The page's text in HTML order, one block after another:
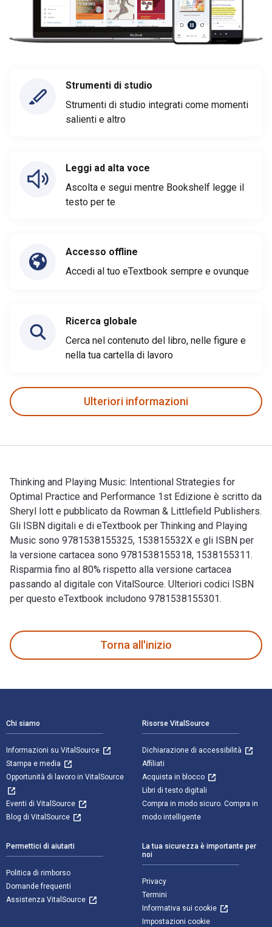
Strumenti di studio
Strumenti di studio integrati come momenti
salienti e altro
Leggi ad alta voce
Ascolta e segui mentre Bookshelf legge il
testo per te
Accesso offline
Accedi al tuo eTextbook sempre e ovunque
Ricerca globale
Cerca nel contenuto del libro, nelle figure e
nella tua cartella di lavoro
Ulteriori informazioni
Thinking and Playing Music: Intentional Strategies for
Optimal Practice and Performance 1st Edizione è scritto da
Sheryl Iott e pubblicato da Rowman & Littlefield Publishers.
Gli ISBN digitali e di eTextbook per Thinking and Playing
Music sono 9781538155325, 153815532X e gli ISBN per
la versione cartacea sono 9781538155318, 1538155311.
Risparmia fino al 80% rispetto alla versione cartacea
passando al digitale con VitalSource. Ulteriori codici ISBN
per questo eTextbook includono 9781538155301.
Torna all'inizio
Chi siamo
Informazioni su VitalSource
Stampa e media
Opportunità di lavoro in VitalSource
Eventi di VitalSource
Blog di VitalSource
Risorse VitalSource
Dichiarazione di accessibilità
Affiliati
Acquista in blocco
Libri di testo digitali
Compra in modo sicuro. Compra in
modo intelligente
Permettici di aiutarti
Politica di rimborso
Domande frequenti
Assistenza VitalSource
La tua sicurezza è importante per
noi
Privacy
Termini
Informativa sui cookie
Impostazioni cookie